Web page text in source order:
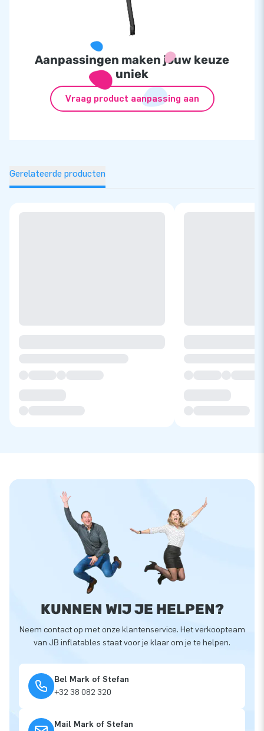
Aanpassingen maken jouw keuze
uniek
Vraag product aanpassing aan
Gerelateerde producten
KUNNEN WIJ JE HELPEN?
Neem contact op met onze klantenservice. Het verkoopteam
van JB inflatables staat voor je klaar om je te helpen.
Bel Mark of Stefan
+32 38 082 320
Mail Mark of Stefan